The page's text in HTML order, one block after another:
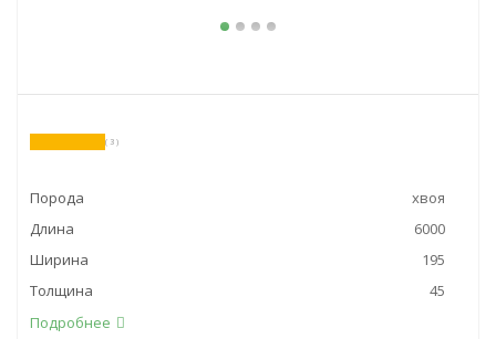
( 3 )
Порода
хвоя
Длина
6000
Ширина
195
Толщина
45
Подробнее